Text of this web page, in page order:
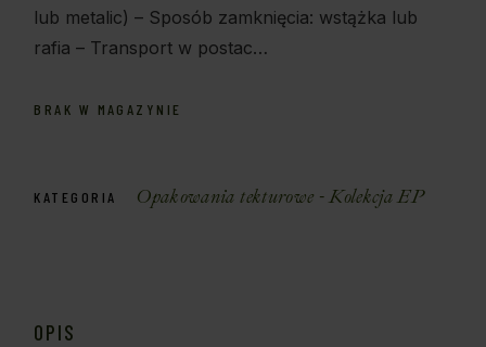
lub metalic) – Sposób zamknięcia: wstążka lub
rafia – Transport w postac…
BRAK W MAGAZYNIE
KATEGORIA Opakowania tekturowe - Kolekcja EP
OPIS